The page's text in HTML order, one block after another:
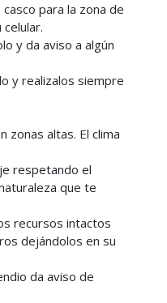
para la zona de
y da aviso a algún
y realizalos siempre
zonas altas. El clima
respetando el
que te
recursos intactos
dejándolos en su
da aviso de